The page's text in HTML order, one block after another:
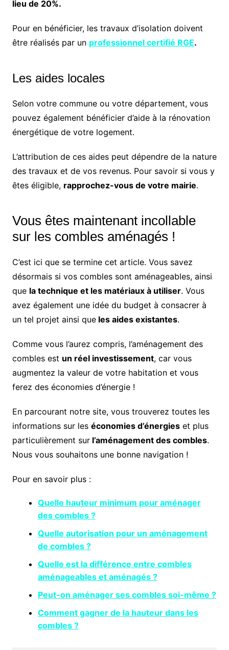
lieu de 20%.
Pour en bénéficier, les travaux d’isolation doivent
être réalisés par un professionnel certifié RGE.
Les aides locales
Selon votre commune ou votre département, vous
pouvez également bénéficier d’aide à la rénovation
énergétique de votre logement.
L’attribution de ces aides peut dépendre de la nature
des travaux et de vos revenus. Pour savoir si vous y
êtes éligible, rapprochez-vous de votre mairie.
Vous êtes maintenant incollable
sur les combles aménagés !
C’est ici que se termine cet article. Vous savez
désormais si vos combles sont aménageables, ainsi
que la technique et les matériaux à utiliser. Vous
avez également une idée du budget à consacrer à
un tel projet ainsi queles aides existantes.
Comme vous l’aurez compris, l’aménagement des
combles est un réel investissement, car vous
augmentez la valeur de votre habitation et vous
ferez des économies d’énergie !
En parcourant notre site, vous trouverez toutes les
informations sur les économies d’énergieset plus
particulièrement surl’aménagement des combles.
Nous vous souhaitons une bonne navigation !
Pour en savoir plus :
Quelle hauteur minimum pour aménager
des combles ?
Quelle autorisation pour un aménagement
de combles ?
Quelle est la différence entre combles
aménageables et aménagés ?
Peut-on aménager ses combles soi-même ?
Comment gagner de la hauteur dans les
combles ?